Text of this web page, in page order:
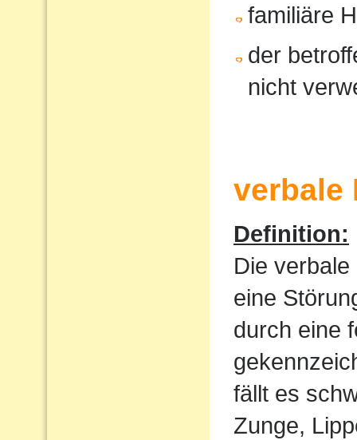
familiäre
der
nicht
verbale
Definition:
Die
eine
durch eine
fällt es
Zunge,